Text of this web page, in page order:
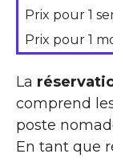
Prix pour 1
Prix pour 1
La
comprend
poste
En tant que